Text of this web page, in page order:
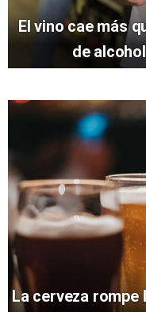
El vino cae más
de
La cerveza